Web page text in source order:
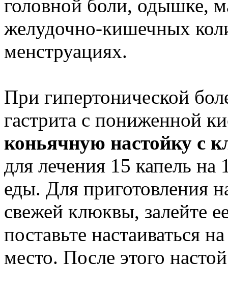
головной боли, одышке,
желудочно-кишечных
менструациях.
При гипертонической
гастрита с пониженной
коньячную настойку с
для лечения 15 капель на
еды. Для приготовления
свежей клюквы, залейте
поставьте настаиваться
место. После этого